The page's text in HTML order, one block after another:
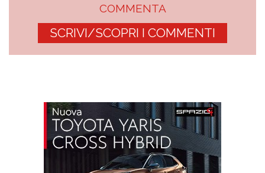
COMMENTA
SCRIVI/SCOPRI I COMMENTI